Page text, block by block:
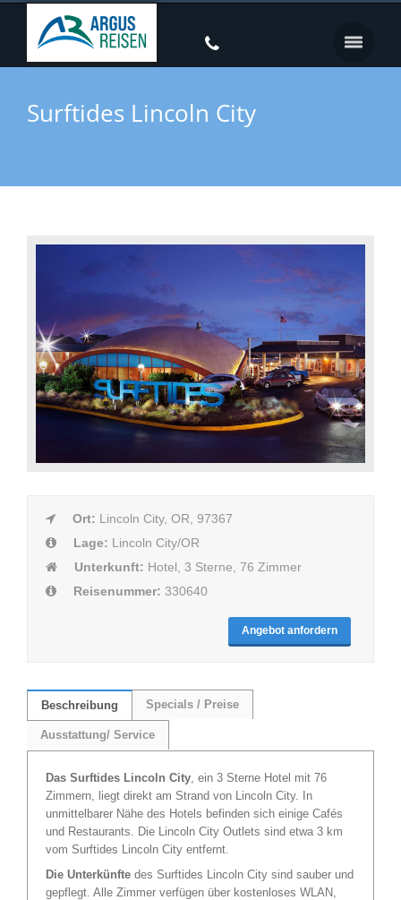
Surftides Lincoln City
Ort: Lincoln City, OR, 97367
Lage: Lincoln City/OR
Unterkunft: Hotel, 3 Sterne, 76 Zimmer
Reisenummer: 330640
Angebot anfordern
Beschreibung Specials / Preise
Ausstattung/ Service
Das Surftides Lincoln City , ein 3 Sterne Hotel mit 76
Zimmern, liegt direkt am Strand von Lincoln City. In
unmittelbarer Nähe des Hotels befinden sich einige Cafés
und Restaurants. Die Lincoln City Outlets sind etwa 3 km
vom Surftides Lincoln City entfernt.
Die Unterkünfte des Surftides Lincoln City sind sauber und
gepflegt. Alle Zimmer verfügen über kostenloses WLAN,